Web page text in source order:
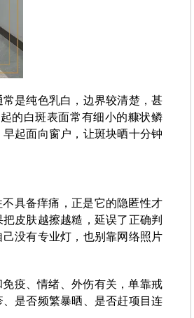
是纯色乳白，边界较清楚，甚
的白斑表面常有细小的糠状鳞
起面向窗户，让斑块晒十分钟
具备痒痛，正是它的隐匿性才
皮肤越擦越糙，延误了正确判
没有专业灯，也别靠网络照片
疫、情绪、外伤有关，单靠戒
是否频繁暴晒、是否赶项目连